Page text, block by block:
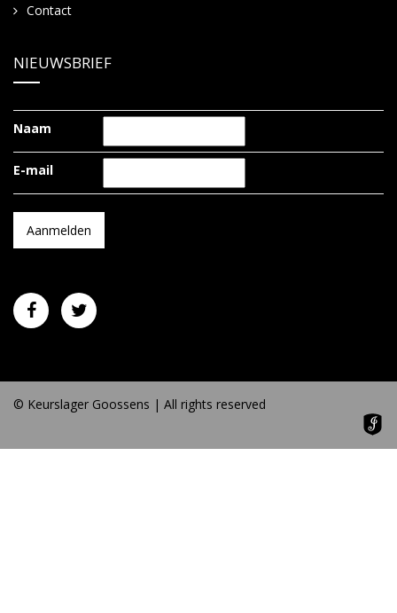
Contact
NIEUWSBRIEF
Naam
E-mail
© Keurslager Goossens | All rights reserved